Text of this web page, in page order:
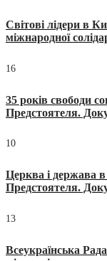
Світові лідери в
міжнародної
16
35 років свободи
Предстоятеля.
10
Церква і держава в
Предстоятеля.
13
Всеукраїнська